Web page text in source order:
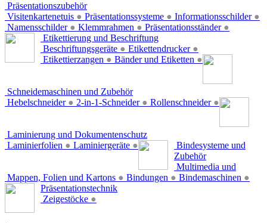
Präsentationszubehör
Visitenkartenetuis ● Präsentationssysteme ● Informationsschilder ●
Namensschilder ● Klemmrahmen ● Präsentationsständer ●
Etikettierung und Beschriftung
Beschriftungsgeräte ● Etikettendrucker ●
Etikettierzangen ● Bänder und Etiketten ●
Schneidemaschinen und Zubehör
Hebelschneider ● 2-in-1-Schneider ● Rollenschneider ●
Laminierung und Dokumentenschutz
Laminierfolien ● Laminiergeräte ●
Bindesysteme und
Zubehör
Mappen, Folien und Kartons ● Bindungen ● Bindemaschinen ●
Multimedia und
Präsentationstechnik
Zeigestöcke ●